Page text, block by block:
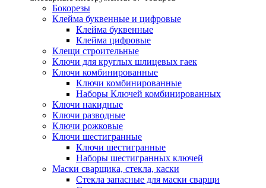
Бокорезы
Клейма буквенные и цифровые
Клейма буквенные
Клейма цифровые
Клещи строительные
Ключи для круглых шлицевых гаек
Ключи комбинированные
Ключи комбинированные
Наборы Ключей комбинированных
Ключи накидные
Ключи разводные
Ключи рожковые
Ключи шестигранные
Ключи шестигранные
Наборы шестигранных ключей
Маски сварщика, стекла, каски
Стекла запасные для маски сварщи